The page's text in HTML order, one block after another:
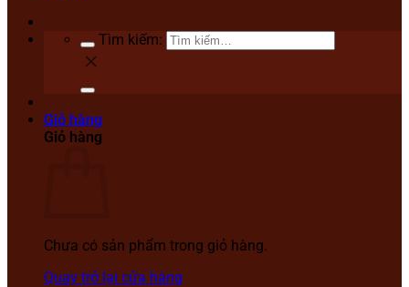
Tìm kiếm:
Giỏ hàng
Giỏ hàng
Chưa có sản phẩm trong giỏ hàng.
Quay trở lại cửa hàng